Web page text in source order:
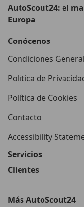
AutoScout24: el
Europa
Conócenos
Condiciones
Política de
Política de Cookies
Contacto
Accessibility
Servicios
Clientes
Más AutoScout24